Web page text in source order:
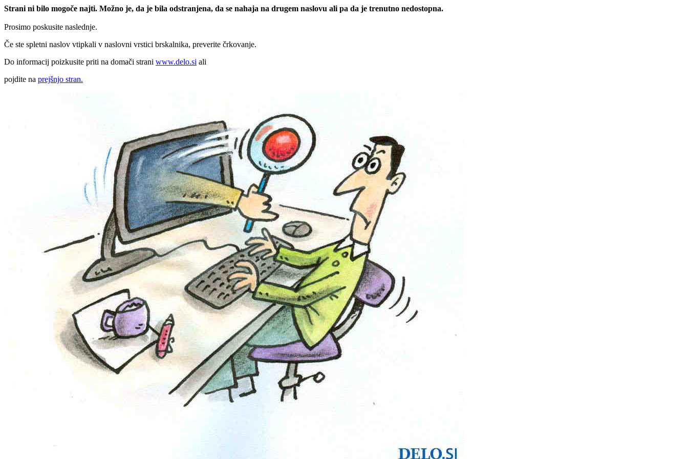
Strani ni bilo mogoče najti. Možno je, da je bila odstranjena, da se nahaja na drugem naslovu ali pa da je trenutno nedostopna.
Prosimo poskusite naslednje.
Če ste spletni naslov vtipkali v naslovni vrstici brskalnika, preverite črkovanje.
Do informacij poizkusite priti na domači strani www.delo.si ali
pojdite na prejšnjo stran.